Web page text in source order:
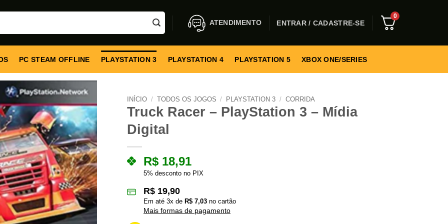
ATENDIMENTO ENTRAR / CADASTRE-SE
0
PC STEAM OFFLINE PLAYSTATION 3 PLAYSTATION 4 PLAYSTATION 5 XBOX ONE/SERIES
INÍCIO / TODOS OS JOGOS / PLAYSTATION 3 / CORRIDA
Truck Racer – PlayStation 3 – Mídia
Digital
R$ 18,91
5% desconto no PIX
R$ 19,90
Em até 3x de R$ 7,03 no cartão
Mais formas de pagamento